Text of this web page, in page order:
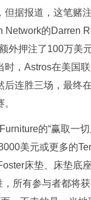
但据报道，这笔赌
Network的Darren
外押注了100万美
时，Astros在美国
后连胜三场，最终
的“赢取一
美元或更多的
床垫、床垫底
，所有参与者都将